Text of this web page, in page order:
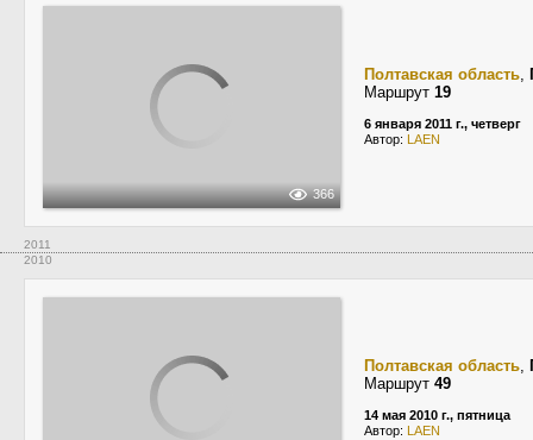
366
Полтавская область,
Маршрут 19
6 января 2011 г., четверг
Автор: LAEN
2011
2010
Полтавская область,
Маршрут 49
14 мая 2010 г., пятница
Автор: LAEN